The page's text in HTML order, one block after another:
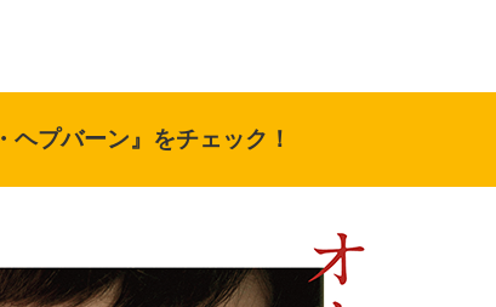
ヘプバーン』をチェック！